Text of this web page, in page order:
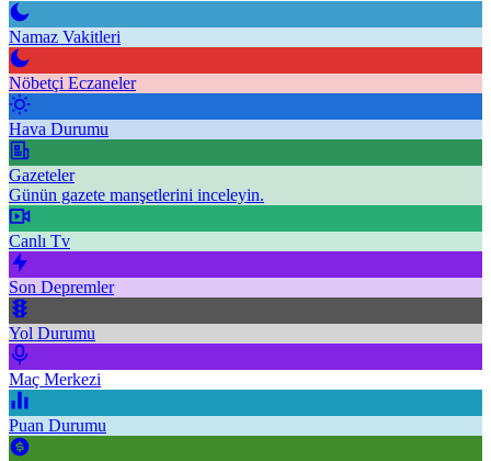
Namaz Vakitleri
Nöbetçi Eczaneler
Hava Durumu
Gazeteler
Günün gazete manşetlerini inceleyin.
Canlı Tv
Son Depremler
Yol Durumu
Maç Merkezi
Puan Durumu